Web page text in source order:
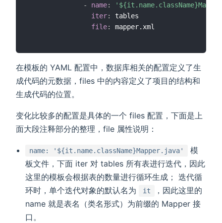
-
name:
iter:
tables
file:
在模板的 YAML 配置中，数据库相关的配置定义了生
成代码的元数据，files 中的内容定义了项目的结构和
生成代码的位置。
变化比较多的配置是具体的一个 files 配置，下面是上
面大段注释部分的整理，file 属性说明：
name: '${it.name.className}Mapper.java'
模
板文件，下面 iter 对 tables 所有表进行迭代，因此
这里的模板会根据表的数量进行循环生成； 迭代循
环时，单个迭代对象的默认名为
it
，因此这里的
name 就是表名（类名形式）为前缀的 Mapper 接
口。